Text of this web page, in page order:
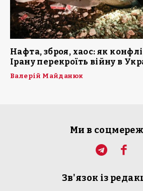
Нафта, зброя, хаос: як
Ірану перекроїть війну в
Валерій Майданюк
Ми в
Зв'язок із